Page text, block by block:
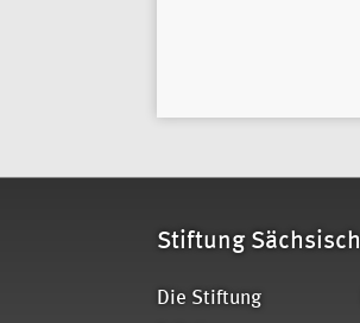
Stiftung
Die Stiftung